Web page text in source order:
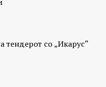
тендерот со „Икарус“